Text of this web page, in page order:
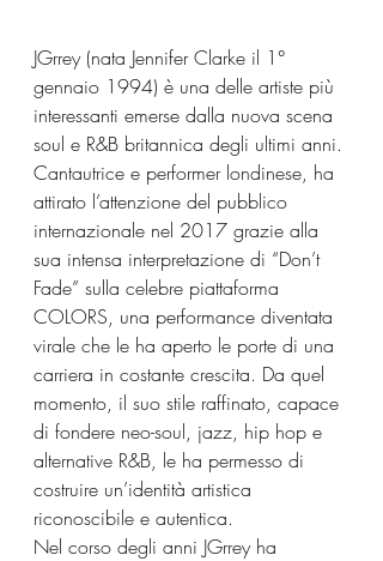
JGrrey (nata Jennifer Clarke il 1°
gennaio 1994) è una delle artiste più
interessanti emerse dalla nuova scena
soul e R&B britannica degli ultimi anni.
Cantautrice e performer londinese, ha
attirato l’attenzione del pubblico
internazionale nel 2017 grazie alla
sua intensa interpretazione di “Don’t
Fade” sulla celebre piattaforma
COLORS, una performance diventata
virale che le ha aperto le porte di una
carriera in costante crescita. Da quel
momento, il suo stile raffinato, capace
di fondere neo-soul, jazz, hip hop e
alternative R&B, le ha permesso di
costruire un’identità artistica
riconoscibile e autentica.
Nel corso degli anni JGrrey ha